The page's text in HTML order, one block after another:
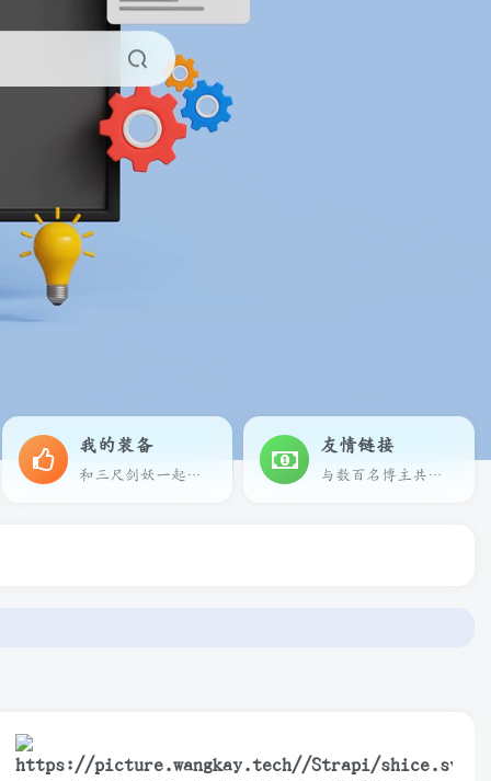
我的装备
和三尺剑妖一起享受科技带来的乐趣
友情链接
与数百名博主共同进步